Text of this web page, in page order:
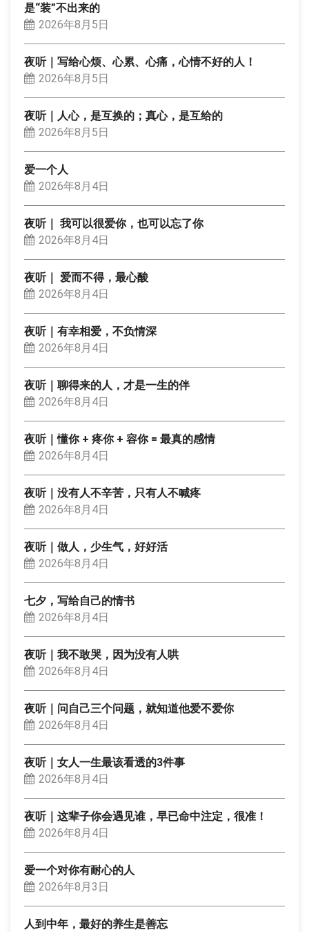
是“装”不出来的
2026年8月5日
夜听｜写给心烦、心累、心痛，心情不好的人！
2026年8月5日
夜听｜人心，是互换的；真心，是互给的
2026年8月5日
爱一个人
2026年8月4日
夜听｜ 我可以很爱你，也可以忘了你
2026年8月4日
夜听｜ 爱而不得，最心酸
2026年8月4日
夜听｜有幸相爱，不负情深
2026年8月4日
夜听｜聊得来的人，才是一生的伴
2026年8月4日
夜听｜懂你 + 疼你 + 容你 = 最真的感情
2026年8月4日
夜听｜没有人不辛苦，只有人不喊疼
2026年8月4日
夜听｜做人，少生气，好好活
2026年8月4日
七夕，写给自己的情书
2026年8月4日
夜听｜我不敢哭，因为没有人哄
2026年8月4日
夜听｜问自己三个问题，就知道他爱不爱你
2026年8月4日
夜听｜女人一生最该看透的3件事
2026年8月4日
夜听｜这辈子你会遇见谁，早已命中注定，很准！
2026年8月4日
爱一个对你有耐心的人
2026年8月3日
人到中年，最好的养生是善忘